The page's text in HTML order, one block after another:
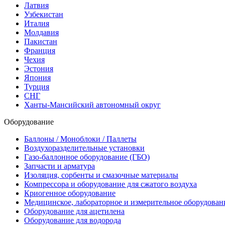
Латвия
Узбекистан
Италия
Молдавия
Пакистан
Франция
Чехия
Эстония
Япония
Турция
СНГ
Ханты-Мансийский автономный округ
Оборудование
Баллоны / Моноблоки / Паллеты
Воздухоразделительные установки
Газо-баллонное оборудование (ГБО)
Запчасти и арматура
Изоляция, сорбенты и смазочные материалы
Компрессора и оборудование для сжатого воздуха
Криогенное оборудование
Медицинское, лабораторное и измерительное
Оборудование для ацетилена
Оборудование для водорода